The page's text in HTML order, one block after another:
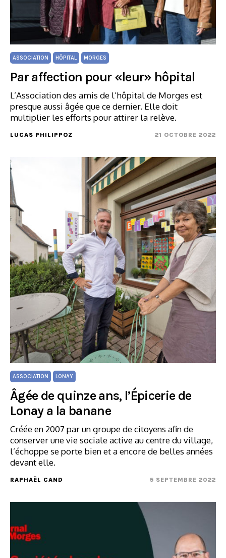
ASSOCIATION HÔPITAL MORGES
Par affection pour «leur» hôpital
L’Association des amis de l’hôpital de Morges est
presque aussi âgée que ce dernier. Elle doit
multiplier les efforts pour attirer la relève.
LUCAS PHILIPPOZ 21 OCTOBRE 2022
ASSOCIATION LONAY
Âgée de quinze ans, l’Épicerie de
Lonay a la banane
Créée en 2007 par un groupe de citoyens afin de
conserver une vie sociale active au centre du village,
l’échoppe se porte bien et a encore de belles années
devant elle.
RAPHAËL CAND 5 SEPTEMBRE 2022